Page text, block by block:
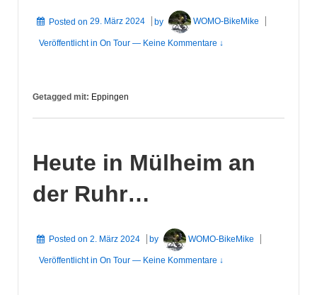
Posted on 29. März 2024 by WOMO-BikeMike
Veröffentlicht in On Tour — Keine Kommentare ↓
Getagged mit: Eppingen
Heute in Mülheim an
der Ruhr…
Posted on 2. März 2024 by WOMO-BikeMike
Veröffentlicht in On Tour — Keine Kommentare ↓